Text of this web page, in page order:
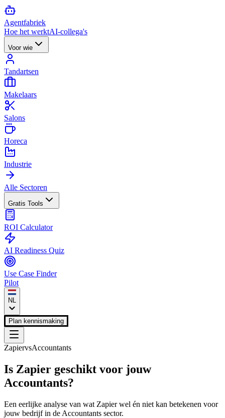
Agentfabriek
Hoe het werktAI-collega's
Voor wie
Tandartsen
Makelaars
Salons
Horeca
Industrie
Alle Sectoren
Gratis Tools
ROI Calculator
AI Readiness Quiz
Use Case Finder
Pilot
NL
Plan kennismaking
ZapiervsAccountants
Is Zapier geschikt voor jouw
Accountants?
Een eerlijke analyse van wat Zapierwel én niet kan betekenen voor
jouw bedrijf in de Accountants sector.